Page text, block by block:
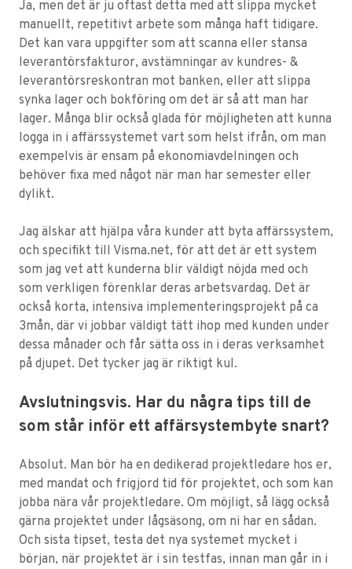
Ja, men det är ju oftast detta med att slippa mycket
manuellt, repetitivt arbete som många haft tidigare.
Det kan vara uppgifter som att scanna eller stansa
leverantörsfakturor, avstämningar av kundres- &
leverantörsreskontran mot banken, eller att slippa
synka lager och bokföring om det är så att man har
lager. Många blir också glada för möjligheten att kunna
logga in i affärssystemet vart som helst ifrån, om man
exempelvis är ensam på ekonomiavdelningen och
behöver fixa med något när man har semester eller
dylikt.
Jag älskar att hjälpa våra kunder att byta affärssystem,
och specifikt till Visma.net, för att det är ett system
som jag vet att kunderna blir väldigt nöjda med och
som verkligen förenklar deras arbetsvardag. Det är
också korta, intensiva implementeringsprojekt på ca
3mån, där vi jobbar väldigt tätt ihop med kunden under
dessa månader och får sätta oss in i deras verksamhet
på djupet. Det tycker jag är riktigt kul.
Avslutningsvis. Har du några tips till de
som står inför ett affärsystembyte snart?
Absolut. Man bör ha en dedikerad projektledare hos er,
med mandat och frigjord tid för projektet, och som kan
jobba nära vår projektledare. Om möjligt, så lägg också
gärna projektet under lågsäsong, om ni har en sådan.
Och sista tipset, testa det nya systemet mycket i
början, när projektet är i sin testfas, innan man går in i